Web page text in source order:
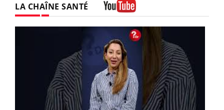
LA CHAÎNE SANTÉ